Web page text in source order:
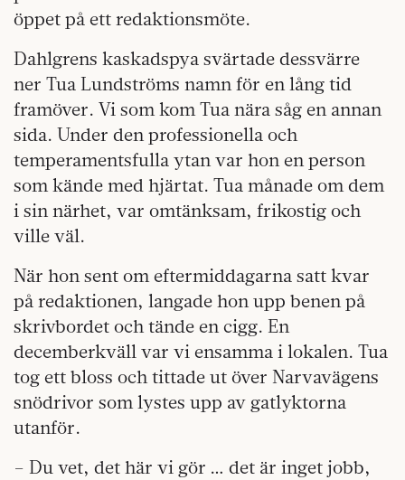
öppet på ett redaktionsmöte.
Dahlgrens kaskadspya svärtade dessvärre
ner Tua Lundströms namn för en lång tid
framöver. Vi som kom Tua nära såg en annan
sida. Under den professionella och
temperamentsfulla ytan var hon en person
som kände med hjärtat. Tua månade om dem
i sin närhet, var omtänksam, frikostig och
ville väl.
När hon sent om eftermiddagarna satt kvar
på redaktionen, langade hon upp benen på
skrivbordet och tände en cigg. En
decemberkväll var vi ensamma i lokalen. Tua
tog ett bloss och tittade ut över Narvavägens
snödrivor som lystes upp av gatlyktorna
utanför.
– Du vet, det här vi gör … det är inget jobb,